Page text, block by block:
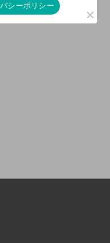
シーポリシー